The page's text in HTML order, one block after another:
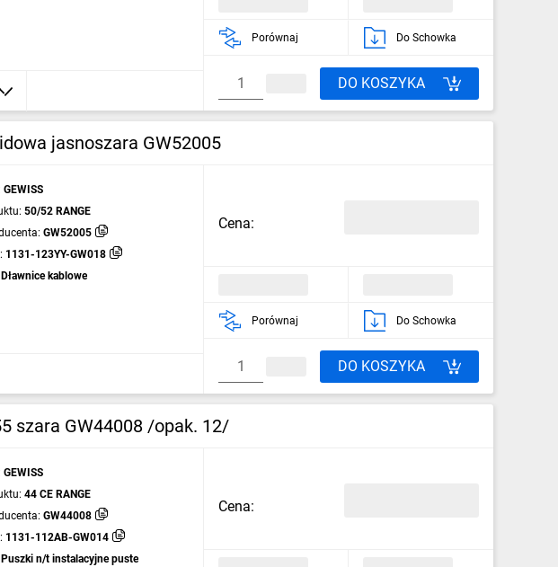
Porównaj Do Schowka
DO KOSZYKA
jasnoszara GW52005
GEWISS
50/52 RANGE
GW52005
1131-123YY-GW018
Dławnice kablowe
Cena:
Porównaj Do Schowka
DO KOSZYKA
szara GW44008 /opak. 12/
GEWISS
44 CE RANGE
GW44008
1131-112AB-GW014
Puszki n/t instalacyjne puste
Cena: